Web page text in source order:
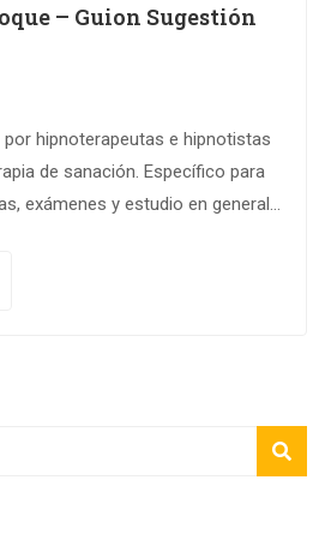
– Guion Sugestión
hipnoterapeutas e hipnotistas
de sanación. Específico para
exámenes y estudio en general.